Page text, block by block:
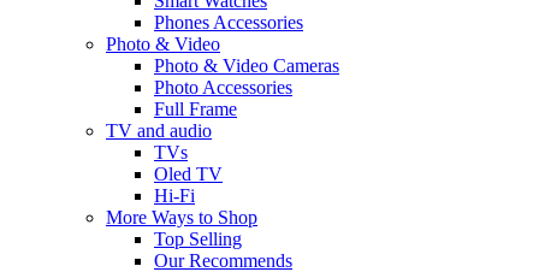
Phones Accessories
Photo & Video
Photo & Video Cameras
Photo Accessories
Full Frame
TV and audio
TVs
Oled TV
Hi-Fi
More Ways to Shop
Top Selling
Our Recommends